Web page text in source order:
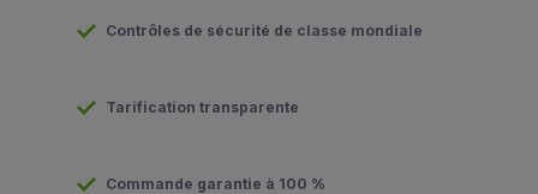
Contrôles de sécurité de classe mondiale
Tarification transparente
Commande garantie à 100 %